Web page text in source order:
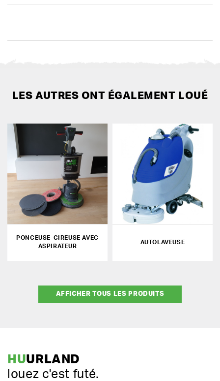
LES AUTRES ONT ÉGALEMENT LOUÉ
PONCEUSE-CIREUSE AVEC
ASPIRATEUR
AUTOLAVEUSE
AFFICHER TOUS LES PRODUITS
HUURLAND
louez c'est futé.